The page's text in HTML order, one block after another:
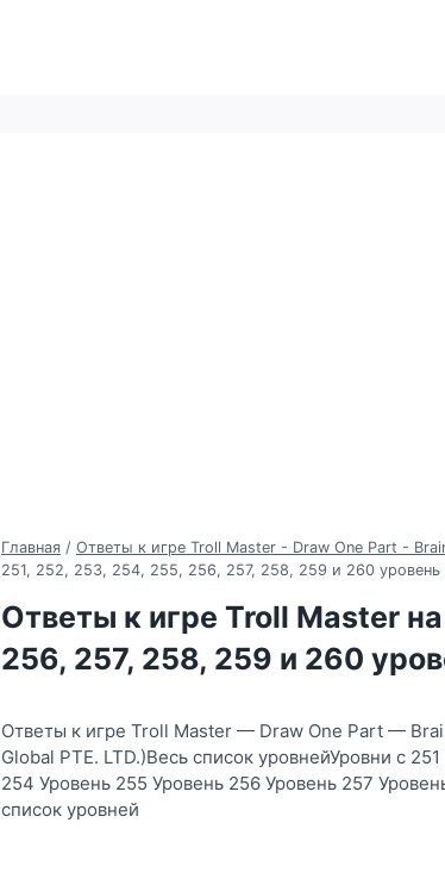
Главная / Ответы к игре Troll Master - Draw One Part -
251, 252, 253, 254, 255, 256, 257, 258, 259 и 260 уровень
Ответы к игре Troll Master
256, 257, 258, 259 и 260
Ответы к игре Troll Master — Draw One Part —
Global PTE. LTD.)Весь список уровнейУровни с
254 Уровень 255 Уровень 256 Уровень 257
список уровней